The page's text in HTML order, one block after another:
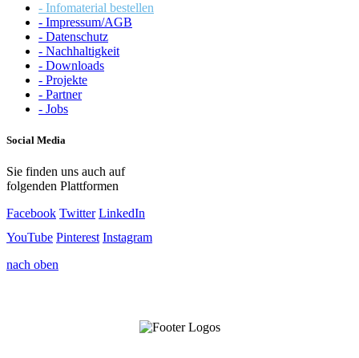
- Infomaterial bestellen
- Impressum/AGB
- Datenschutz
- Nachhaltigkeit
- Downloads
- Projekte
- Partner
- Jobs
Social Media
Sie finden uns auch auf
folgenden Plattformen
Facebook Twitter LinkedIn
YouTube Pinterest Instagram
nach oben